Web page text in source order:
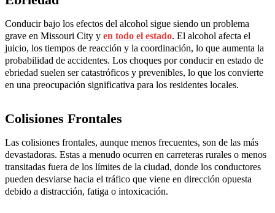
Conducir bajo los efectos del alcohol sigue siendo un problema
grave en Missouri City y en todo el estado. El alcohol afecta el
juicio, los tiempos de reacción y la coordinación, lo que aumenta la
probabilidad de accidentes. Los choques por conducir en estado de
ebriedad suelen ser catastróficos y prevenibles, lo que los convierte
en una preocupación significativa para los residentes locales.
Colisiones Frontales
Las colisiones frontales, aunque menos frecuentes, son de las más
devastadoras. Estas a menudo ocurren en carreteras rurales o menos
transitadas fuera de los límites de la ciudad, donde los conductores
pueden desviarse hacia el tráfico que viene en dirección opuesta
debido a distracción, fatiga o intoxicación.